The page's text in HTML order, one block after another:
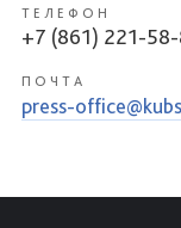
ТЕЛЕФОН
+7 (861) 221-
ПОЧТА
press-